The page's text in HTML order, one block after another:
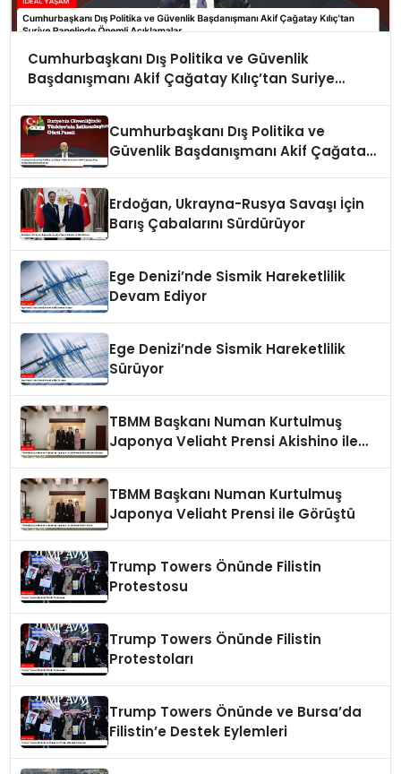
Cumhurbaşkanı Dış Politika ve Güvenlik
Başdanışmanı Akif Çağatay Kılıç’tan Suriye
Cumhurbaşkanı Dış Politika ve
Güvenlik Başdanışmanı Akif Çağatay
Erdoğan, Ukrayna-Rusya Savaşı İçin
Barış Çabalarını Sürdürüyor
Ege Denizi’nde Sismik Hareketlilik
Devam Ediyor
Ege Denizi’nde Sismik Hareketlilik
Sürüyor
TBMM Başkanı Numan Kurtulmuş
Japonya Veliaht Prensi Akishino ile
TBMM Başkanı Numan Kurtulmuş
Japonya Veliaht Prensi ile Görüştü
Trump Towers Önünde Filistin
Protestosu
Trump Towers Önünde Filistin
Protestoları
Trump Towers Önünde ve Bursa’da
Filistin’e Destek Eylemleri